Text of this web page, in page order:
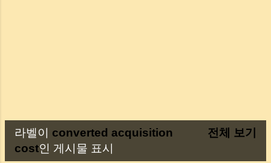
글
라벨이 converted acquisition
cost인 게시물 표시
전체 보기